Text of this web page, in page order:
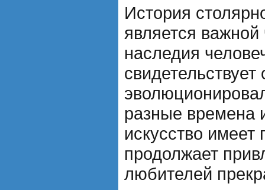
История
является важной
наследия
разные времена
искусство имеет
продолжает
любителей